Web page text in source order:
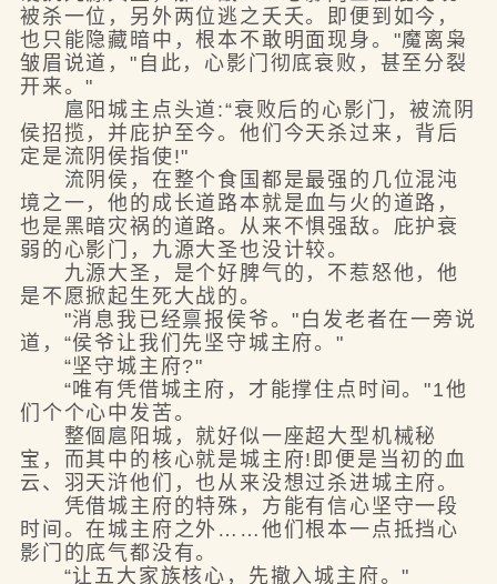
被杀一位，另外两位逃之夭夭。即便到如今，
也只能隐藏暗中，根本不敢明面现身。"魔离枭
皱眉说道，"自此，心影门彻底衰败，甚至分裂
开来。"
扈阳城主点头道:“衰败后的心影门，被流阴
侯招揽，并庇护至今。他们今天杀过来，背后
定是流阴侯指使!"
流阴侯，在整个食国都是最强的几位混沌
境之一，他的成长道路本就是血与火的道路，
也是黑暗灾祸的道路。从来不惧强敌。庇护衰
弱的心影门，九源大圣也没计较。
九源大圣，是个好脾气的，不惹怒他，他
是不愿掀起生死大战的。
"消息我已经禀报侯爷。"白发老者在一旁说
道，“侯爷让我们先坚守城主府。"
“坚守城主府?"
“唯有凭借城主府，才能撑住点时间。"1他
们个个心中发苦。
整個扈阳城，就好似一座超大型机械秘
宝，而其中的核心就是城主府!即便是当初的血
云、羽天浒他们，也从来没想过杀进城主府。
凭借城主府的特殊，方能有信心坚守一段
时间。在城主府之外……他们根本一点抵挡心
影门的底气都没有。
“让五大家族核心，先撤入城主府。"